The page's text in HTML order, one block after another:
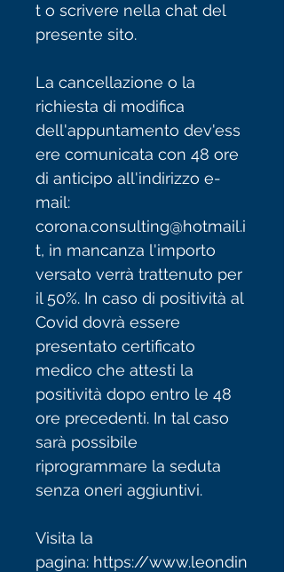
t o scrivere nella chat del
presente sito.
La cancellazione o la
richiesta di modifica
dell'appuntamento dev'ess
ere comunicata con 48 ore
di anticipo all'indirizzo e-
mail:
corona.consulting@hotmail.i
t, in mancanza l'importo
versato verrà trattenuto per
il 50%. In caso di positività al
Covid dovrà essere
presentato certificato
medico che attesti la
positività dopo entro le 48
ore precedenti. In tal caso
sarà possibile
riprogrammare la seduta
senza oneri aggiuntivi.
Visita la
pagina: https://www.leondin